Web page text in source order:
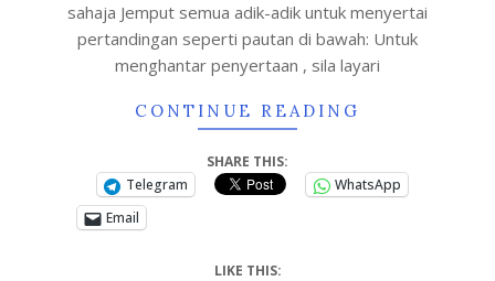
sahaja Jemput semua adik-adik untuk menyertai
pertandingan seperti pautan di bawah: Untuk
menghantar penyertaan , sila layari
CONTINUE READING
SHARE THIS:
Telegram
WhatsApp
Email
LIKE THIS: